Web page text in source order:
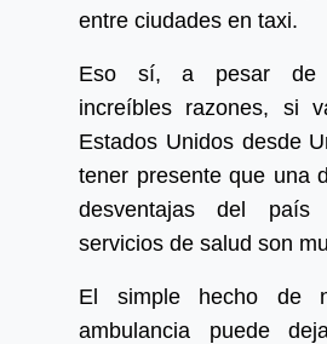
entre ciudades en taxi.
Eso sí, a pesar de
increíbles razones, si
Estados Unidos desde
tener presente que una
desventajas del
servicios de salud son
El simple hecho de
ambulancia puede